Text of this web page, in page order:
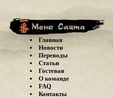
Главная
Новости
Переводы
Статьи
Гостевая
О команде
FAQ
Контакты